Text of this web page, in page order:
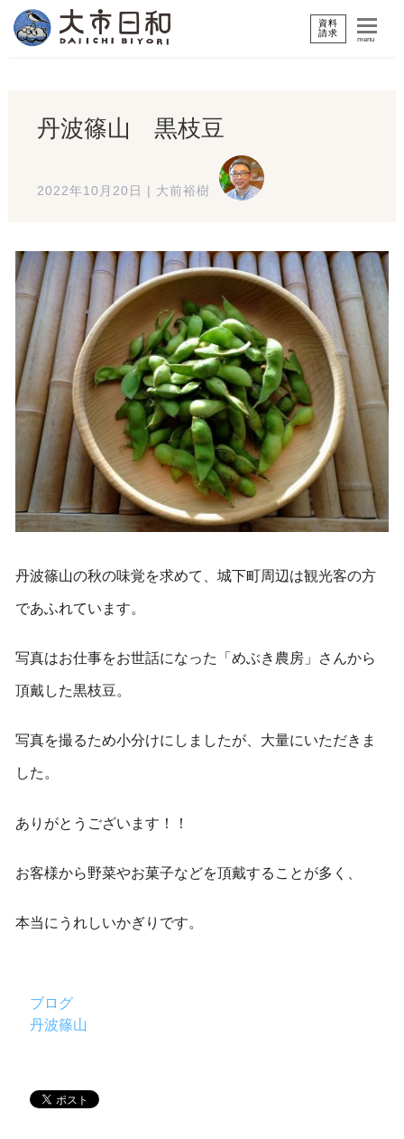
資料
請求
menu
丹波篠山 黒枝豆
2022年10月20日 大前裕樹
丹波篠山の秋の味覚を求めて、城下町周辺は観光客の方
であふれています。
写真はお仕事をお世話になった「めぶき農房」さんから
頂戴した黒枝豆。
写真を撮るため小分けにしましたが、大量にいただきま
した。
ありがとうございます！！
お客様から野菜やお菓子などを頂戴することが多く、
本当にうれしいかぎりです。
ブログ
丹波篠山